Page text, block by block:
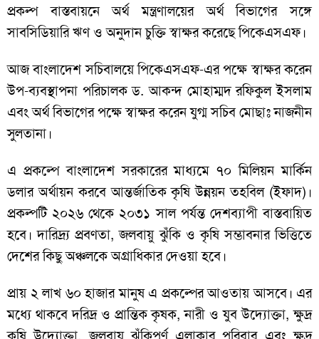
প্রকল্প বাস্তবায়নে অর্থ মন্ত্রণালয়ের অর্থ বিভাগের সঙ্গে
সাবসিডিয়ারি ঋণ ও অনুদান চুক্তি স্বাক্ষর করেছে পিকেএসএফ।
আজ বাংলাদেশ সচিবালয়ে পিকেএসএফ-এর পক্ষে স্বাক্ষর করেন
উপ-ব্যবস্থাপনা পরিচালক ড. আকন্দ মোহাম্মদ রফিকুল ইসলাম
এবং অর্থ বিভাগের পক্ষে স্বাক্ষর করেন যুগ্ম সচিব মোছাঃ নাজনীন
সুলতানা।
এ প্রকল্পে বাংলাদেশ সরকারের মাধ্যমে ৭০ মিলিয়ন মার্কিন
ডলার অর্থায়ন করবে আন্তর্জাতিক কৃষি উন্নয়ন তহবিল (ইফাদ)।
প্রকল্পটি ২০২৬ থেকে ২০৩১ সাল পর্যন্ত দেশব্যাপী বাস্তবায়িত
হবে। দারিদ্র্য প্রবণতা, জলবায়ু ঝুঁকি ও কৃষি সম্ভাবনার ভিত্তিতে
দেশের কিছু অঞ্চলকে অগ্রাধিকার দেওয়া হবে।
প্রায় ২ লাখ ৬০ হাজার মানুষ এ প্রকল্পের আওতায় আসবে। এর
মধ্যে থাকবে দরিদ্র ও প্রান্তিক কৃষক, নারী ও যুব উদ্যোক্তা, ক্ষুদ্র